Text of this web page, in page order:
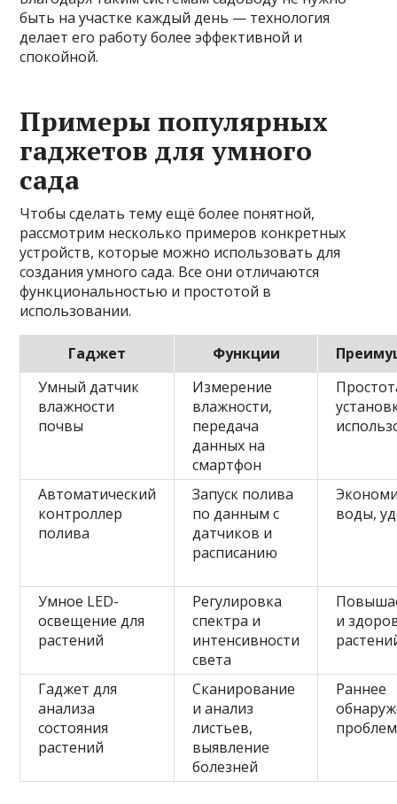
быть на участке каждый день — технология
делает его работу более эффективной и
спокойной.
Примеры популярных
гаджетов для умного
сада
Чтобы сделать тему ещё более понятной,
рассмотрим несколько примеров конкретных
устройств, которые можно использовать для
создания умного сада. Все они отличаются
функциональностью и простотой в
использовании.
Гаджет Функции
Умный датчик
влажности
почвы
Измерение
влажности,
передача
данных на
смартфон
Автоматический
контроллер
полива
Запуск полива
по данным с
датчиков и
расписанию
воды,
Умное LED-
освещение для
растений
Регулировка
спектра и
интенсивности
света
и
Гаджет для
анализа
состояния
растений
Сканирование
и анализ
листьев,
выявление
болезней
Раннее
проблем